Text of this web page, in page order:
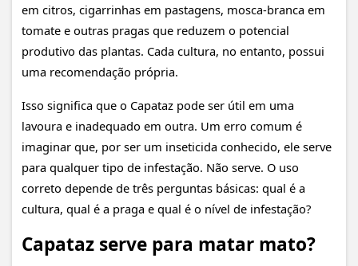
em citros, cigarrinhas em pastagens, mosca-branca em
tomate e outras pragas que reduzem o potencial
produtivo das plantas. Cada cultura, no entanto, possui
uma recomendação própria.
Isso significa que o Capataz pode ser útil em uma
lavoura e inadequado em outra. Um erro comum é
imaginar que, por ser um inseticida conhecido, ele serve
para qualquer tipo de infestação. Não serve. O uso
correto depende de três perguntas básicas: qual é a
cultura, qual é a praga e qual é o nível de infestação?
Capataz serve para matar mato?